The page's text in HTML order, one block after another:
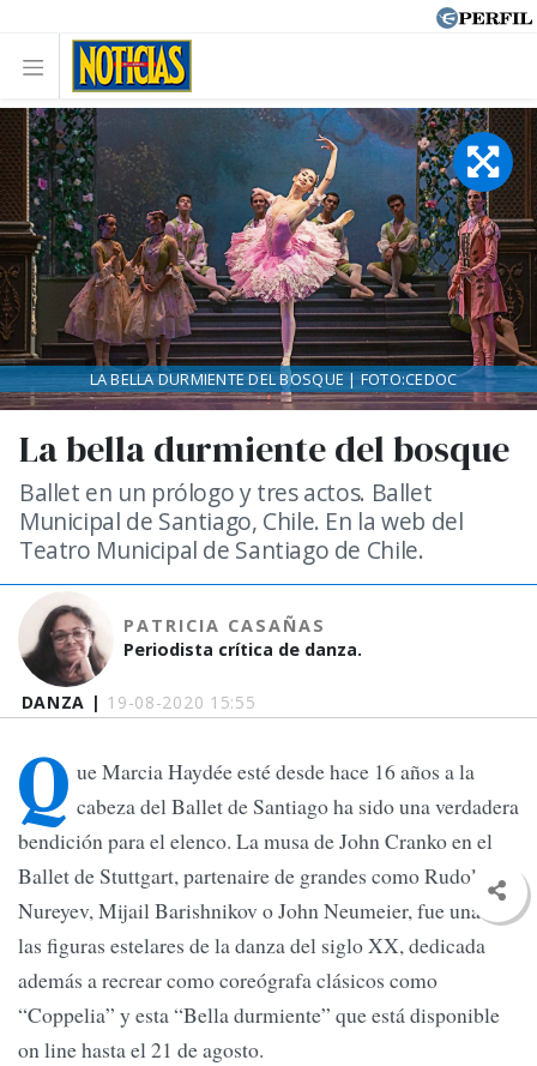
DANZA | 19-08-2020 15:55
La bella durmiente del bosque
Ballet en un prólogo y tres actos. Ballet
Municipal de Santiago, Chile. En la web del
Teatro Municipal de Santiago de Chile.
PATRICIA CASAÑAS
Periodista crítica de danza.
LA BELLA DURMIENTE DEL BOSQUE | FOTO:CEDOC
Q ue Marcia Haydée esté desde hace 16 años a la
cabeza del Ballet de Santiago ha sido una verdadera
bendición para el elenco. La musa de John Cranko en el
Ballet de Stuttgart, partenaire de grandes como Rudolf
Nureyev, Mijail Barishnikov o John Neumeier, fue una de
las figuras estelares de la danza del siglo XX, dedicada
además a recrear como coreógrafa clásicos como
“Coppelia” y esta “Bella durmiente” que está disponible
on line hasta el 21 de agosto.